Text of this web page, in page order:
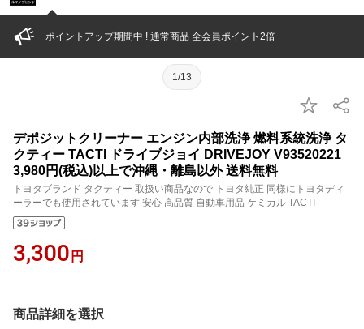
ポイントアップ期間中 ! 通常商品 全会員ポイント2倍
1/13
デポジットクリーナー エンジン内部洗浄 燃料系統洗浄 タ
クティー TACTI ドライブジョイ DRIVEJOY V93520221
3,980円(税込)以上で沖縄・離島以外 送料無料
トヨタブランド タクティー 取扱い商品なので トヨタ純正 同様にトヨタディ
ーラーでも使用されています 安心 高品質 自動車用品 ケミカル TACTI
3,300 円
商品詳細を選択